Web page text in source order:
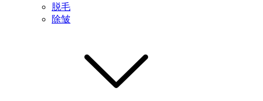
脱毛
除皱